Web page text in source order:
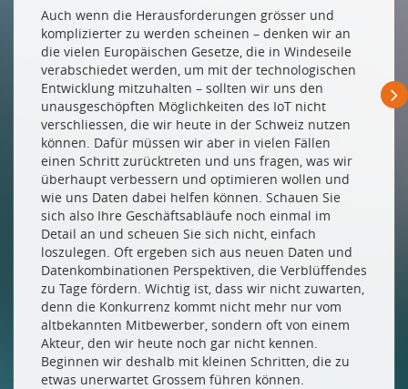
Bossard Implement & Support GmbH
dualstack AG
Strapag AG
Drucken
Impressum
Auch wenn die Herausforderungen grösser und
komplizierter zu werden scheinen – denken wir an
die vielen Europäischen Gesetze, die in Windeseile
verabschiedet werden, um mit der technologischen
Entwicklung mitzuhalten – sollten wir uns den
unausgeschöpften Möglichkeiten des IoT nicht
verschliessen, die wir heute in der Schweiz nutzen
können. Dafür müssen wir aber in vielen Fällen
einen Schritt zurücktreten und uns fragen, was wir
überhaupt verbessern und optimieren wollen und
wie uns Daten dabei helfen können. Schauen Sie
sich also Ihre Geschäftsabläufe noch einmal im
Detail an und scheuen Sie sich nicht, einfach
loszulegen. Oft ergeben sich aus neuen Daten und
Datenkombinationen Perspektiven, die Verblüffendes
zu Tage fördern. Wichtig ist, dass wir nicht zuwarten,
denn die Konkurrenz kommt nicht mehr nur vom
altbekannten Mitbewerber, sondern oft von einem
Akteur, den wir heute noch gar nicht kennen.
Beginnen wir deshalb mit kleinen Schritten, die zu
etwas unerwartet Grossem führen können.